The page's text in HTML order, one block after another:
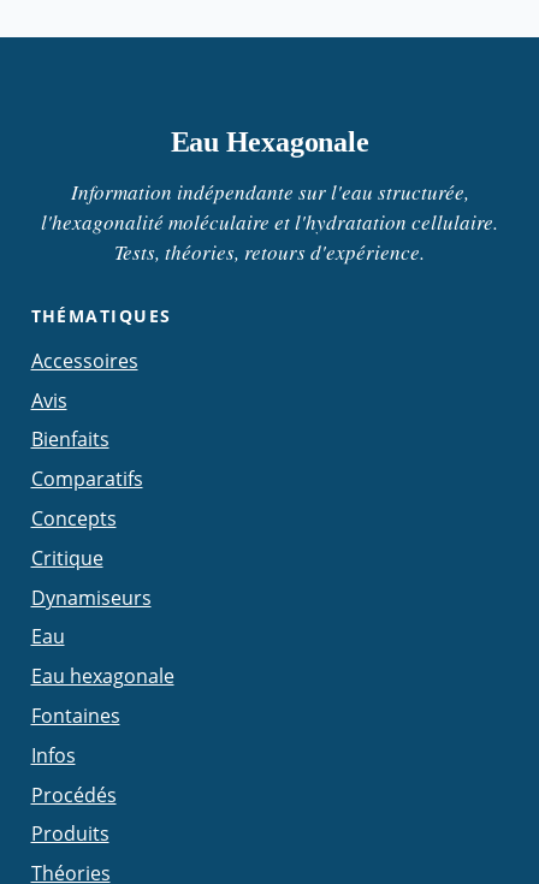
Eau Hexagonale
Information indépendante sur l'eau structurée,
l'hexagonalité moléculaire et l'hydratation cellulaire.
Tests, théories, retours d'expérience.
THÉMATIQUES
Accessoires
Avis
Bienfaits
Comparatifs
Concepts
Critique
Dynamiseurs
Eau
Eau hexagonale
Fontaines
Infos
Procédés
Produits
Théories